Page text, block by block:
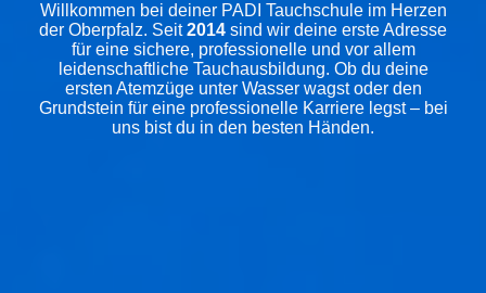
Willkommen bei deiner PADI Tauchschule im Herzen
der Oberpfalz. Seit2014 sind wir deine erste Adresse
für eine sichere, professionelle und vor allem
leidenschaftliche Tauchausbildung. Ob du deine
ersten Atemzüge unter Wasser wagst oder den
Grundstein für eine professionelle Karriere legst – bei
uns bist du in den besten Händen.